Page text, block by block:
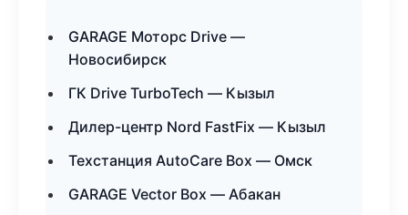
GARAGE Моторс Drive —
Новосибирск
ГК Drive TurboTech — Кызыл
Дилер-центр Nord FastFix — Кызыл
Техстанция AutoCare Box — Омск
GARAGE Vector Box — Абакан